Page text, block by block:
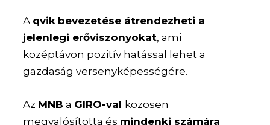
A qvik bevezetése átrendezheti a
jelenlegi erőviszonyokat, ami
középtávon pozitív hatással lehet a
gazdaság versenyképességére.
Az MNB a GIRO-val közösen
megvalósította és mindenki számára